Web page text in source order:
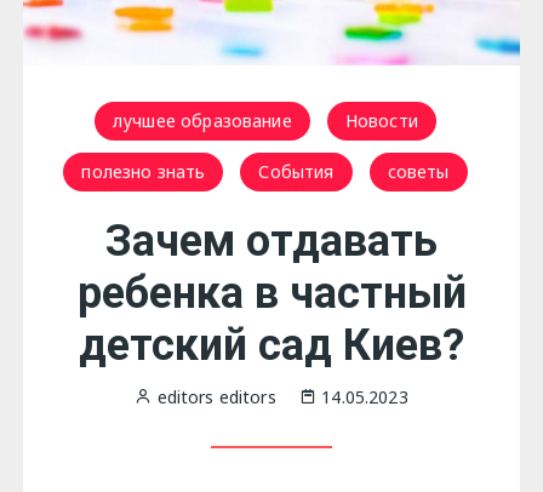
лучшее образование Новости
полезно знать События советы
Зачем отдавать
ребенка в частный
детский сад Киев?
editors editors 14.05.2023